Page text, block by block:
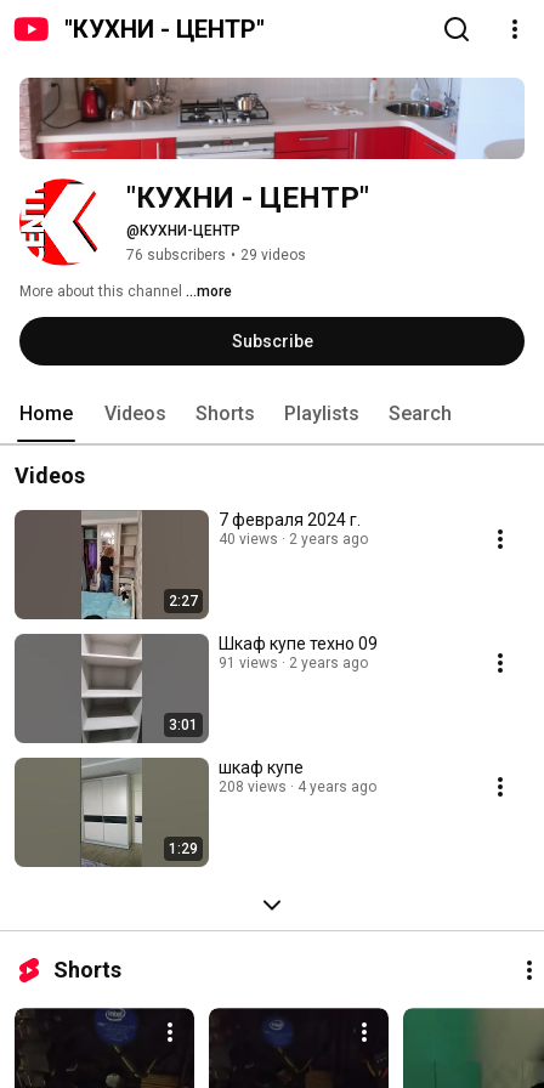
"КУХНИ - ЦЕНТР"
"КУХНИ - ЦЕНТР"
@КУХНИ-ЦЕНТР
76 subscribers • 29 videos
More about this channel ...more
Subscribe
Home Videos Shorts Playlists Search
Videos
2:27
7 февраля 2024 г.
40 views 2 years ago
3:01
Шкаф купе техно 09
91 views 2 years ago
1:29
шкаф купе
208 views 4 years ago
Shorts